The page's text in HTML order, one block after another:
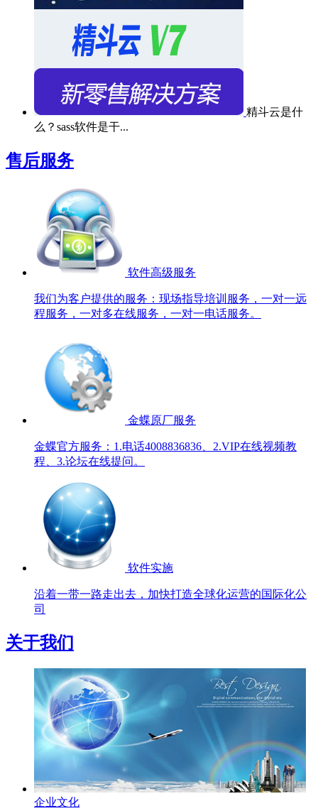
精斗云是什
么？sass软件是干...
售后服务
软件高级服务
我们为客户提供的服务：现场指导培训服务，一对一远
程服务，一对多在线服务，一对一电话服务。
金蝶原厂服务
金蝶官方服务：1.电话4008836836、2.VIP在线视频教
程、3.论坛在线提问。
软件实施
沿着一带一路走出去，加快打造全球化运营的国际化公
司
关于我们
企业文化